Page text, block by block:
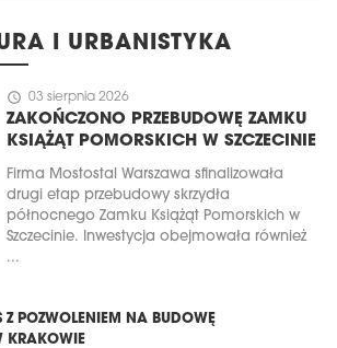
I URBANISTYKA
schedule 03 sierpnia 2026
ZAKOŃCZONO PRZEBUDOWĘ ZAMKU
KSIĄŻĄT POMORSKICH W SZCZECINIE
Firma Mostostal Warszawa sfinalizowała
drugi etap przebudowy skrzydła
północnego Zamku Książąt Pomorskich w
Szczecinie. Inwestycja obejmowała również
...
Z POZWOLENIEM NA BUDOWĘ
KRAKOWIE